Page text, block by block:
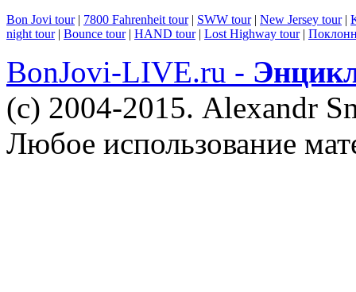
Bon Jovi tour| 7800 Fahrenheit tour| SWW tour| New Jersey tour|
night tour| Bounce tour| HAND tour| Lost Highway tour|
BonJovi-LIVE.ru -
(c) 2004-2015. Alexandr
Любое использование